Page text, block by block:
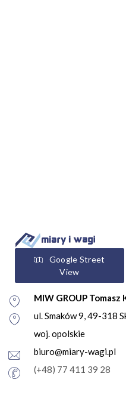
Google Street
View
MIW GROUP Tomasz
ul. Smaków 9, 49-318
woj. opolskie
biuro@miary-wagi.pl
(+48) 77 411 39 28